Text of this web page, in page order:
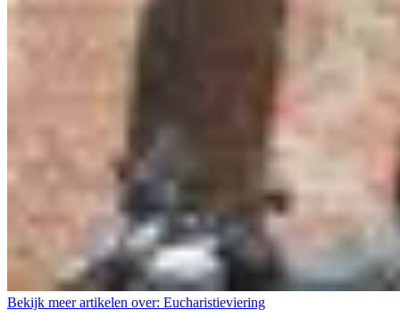
Bekijk meer artikelen over: Eucharistieviering